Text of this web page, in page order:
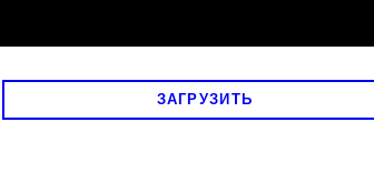
ЗАГРУЗИТЬ